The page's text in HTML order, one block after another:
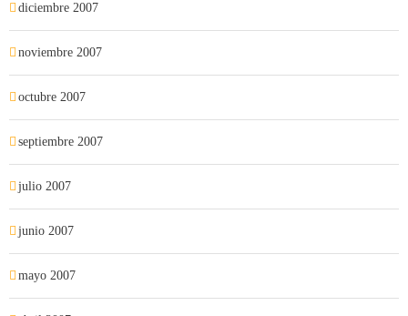
diciembre 2007
noviembre 2007
octubre 2007
septiembre 2007
julio 2007
junio 2007
mayo 2007